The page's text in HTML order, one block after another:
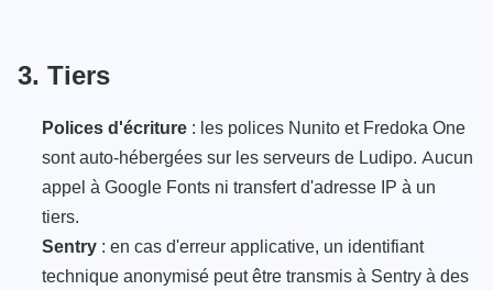
3. Tiers
Polices d'écriture : les polices Nunito et Fredoka One
sont auto-hébergées sur les serveurs de Ludipo. Aucun
appel à Google Fonts ni transfert d'adresse IP à un
tiers.
Sentry : en cas d'erreur applicative, un identifiant
technique anonymisé peut être transmis à Sentry à des